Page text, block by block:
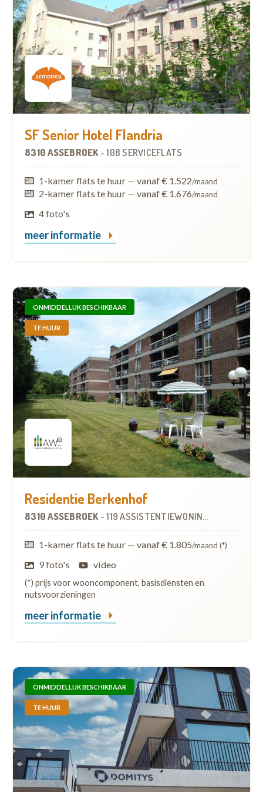
SF Senior Hotel Flandria
8310 ASSEBROEK -108 SERVICEFLATS
1-kamer flats te huur — vanaf € 1.522/maand
2-kamer flats te huur — vanaf € 1.676/maand
4 foto's
meer informatie
ONMIDDELLIJK BESCHIKBAAR
TE HUUR
Residentie Berkenhof
8310 ASSEBROEK -119 ASSISTENTIEWONINGEN
1-kamer flats te huur — vanaf € 1.805/maand (*)
9 foto's video
(*) prijs voor wooncomponent, basisdiensten en
nutsvoorzieningen
meer informatie
ONMIDDELLIJK BESCHIKBAAR
TE HUUR